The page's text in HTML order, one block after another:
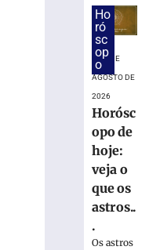
reforça
agosto
mais
Ho
ró
sc
op
o 9 DE
AGOSTO DE
2026
Horósc
opo de
hoje:
veja o
que os
astros..
.
Os astros